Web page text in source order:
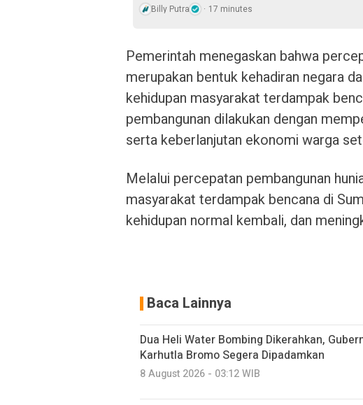
Billy Putra 17 minutes
Pemerintah menegaskan bahwa
merupakan bentuk kehadiran negara
kehidupan masyarakat terdampak
pembangunan dilakukan dengan
serta keberlanjutan ekonomi warga
Melalui percepatan pembangunan
masyarakat terdampak bencana di
kehidupan normal kembali, dan
Baca Lainnya
Dua Heli Water Bombing Dikerahkan,
Karhutla Bromo Segera Dipadamkan
8 August 2026 - 03:12 WIB